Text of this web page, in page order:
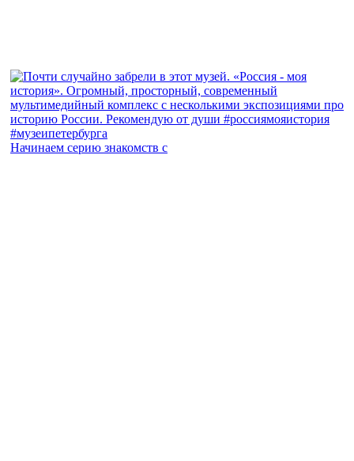
Начинаем серию знакомств с